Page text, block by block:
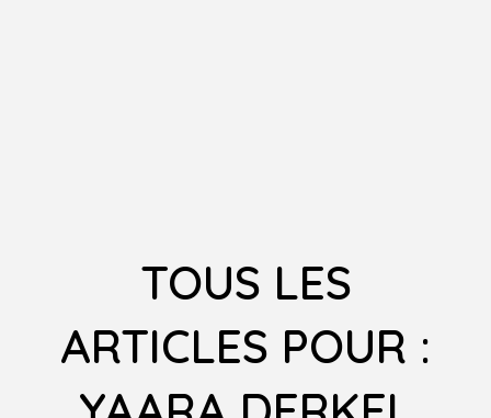
TOUS LES
ARTICLES POUR :